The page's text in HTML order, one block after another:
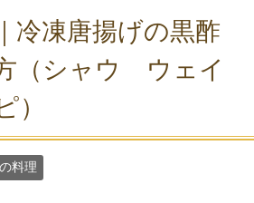
冷凍唐揚げの黒酢
（シャウ ウェイ
）
料理